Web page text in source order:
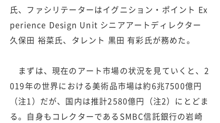
氏、ファシリテーターはイグニション・ポイント Ex
perience Design Unit シニアアートディレクター
久保田 裕菜氏、タレント 黒田 有彩氏が務めた。
まずは、現在のアート市場の状況を見ていくと、2
019年の世界における美術品市場は約6兆7500億円
（注1）だが、国内は推計2580億円（注2）にとどま
る。自身もコレクターであるSMBC信託銀行の岩崎